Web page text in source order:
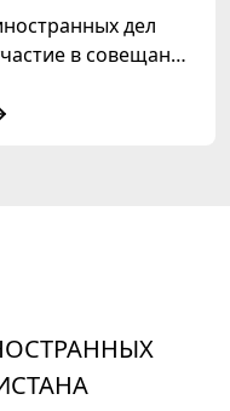
дел
в совещании
Азия –